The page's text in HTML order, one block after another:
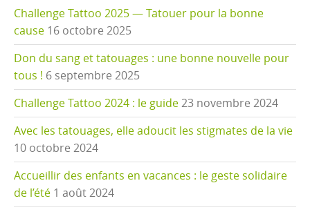
Challenge Tattoo 2025 — Tatouer pour la bonne
cause 16 octobre 2025
Don du sang et tatouages : une bonne nouvelle pour
tous ! 6 septembre 2025
Challenge Tattoo 2024 : le guide23 novembre 2024
Avec les tatouages, elle adoucit les stigmates de la vie
10 octobre 2024
Accueillir des enfants en vacances : le geste solidaire
de l’été 1 août 2024